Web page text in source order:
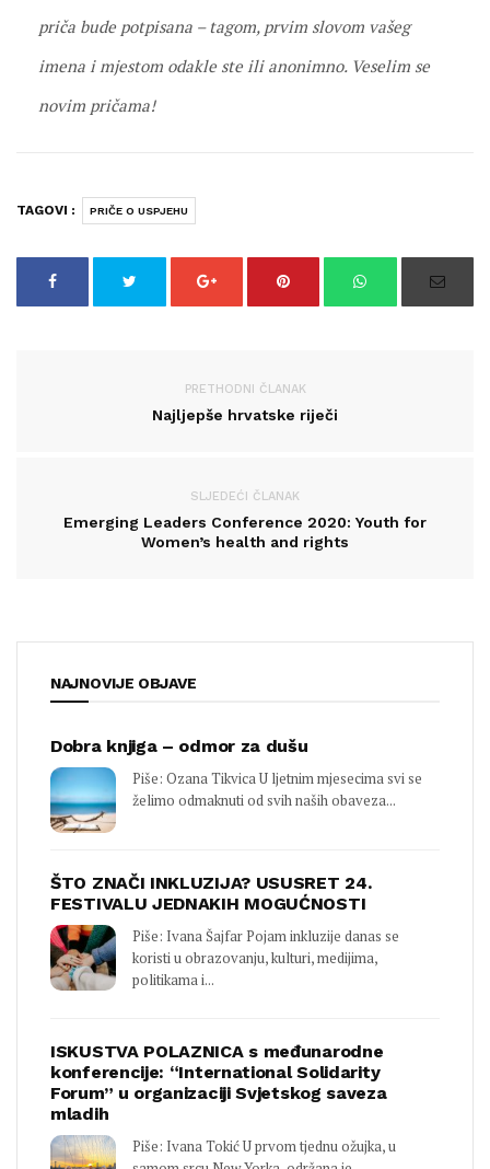
priča bude potpisana – tagom, prvim slovom vašeg
imena i mjestom odakle ste ili anonimno. Veselim se
novim pričama!
TAGOVI : PRIČE O USPJEHU
PRETHODNI ČLANAK
Najljepše hrvatske riječi
SLJEDEĆI ČLANAK
Emerging Leaders Conference 2020: Youth for
Women’s health and rights
NAJNOVIJE OBJAVE
Dobra knjiga – odmor za dušu
Piše: Ozana Tikvica U ljetnim mjesecima svi se
želimo odmaknuti od svih naših obaveza...
ŠTO ZNAČI INKLUZIJA? USUSRET 24.
FESTIVALU JEDNAKIH MOGUĆNOSTI
Piše: Ivana Šajfar Pojam inkluzije danas se
koristi u obrazovanju, kulturi, medijima,
politikama i...
ISKUSTVA POLAZNICA s međunarodne
konferencije: “International Solidarity
Forum” u organizaciji Svjetskog saveza
mladih
Piše: Ivana Tokić U prvom tjednu ožujka, u